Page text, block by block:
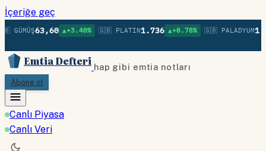
İçeriğe geç
63,60 ▲+3.40% •🇬🇧 PLATIN1.736 ▲+0.78% •🇬🇧 PALADYUM
Emtia Defteri hap gibi emtia notları
Abone ol
Canlı Piyasa
Canlı Veri